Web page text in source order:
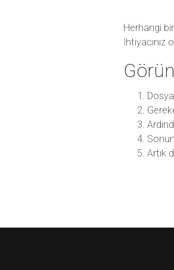
Herhangi
İhtiyacınız
Artık